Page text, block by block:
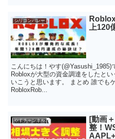
シリコンバレー
上120
こんにちは！やす(@Yasushi_1985)
Robloxが大型の資金調達をしたと
いこうと思います。 まとめ 誰でも
RobloxRob...
やすチャンネル
[動画
整！